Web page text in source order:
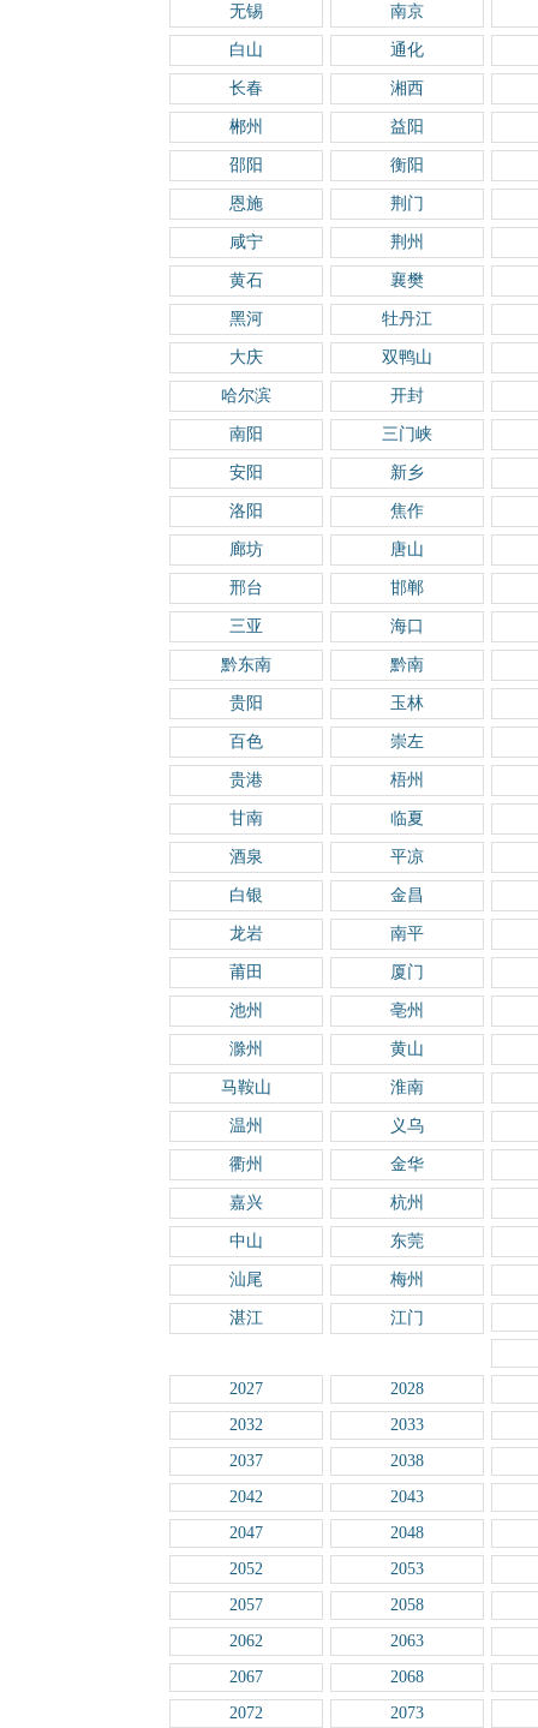
无锡 南京
白山 通化
长春 湘西
郴州 益阳
邵阳 衡阳
恩施 荆门
咸宁 荆州
黄石 襄樊
黑河 牡丹江
大庆 双鸭山
哈尔滨 开封
南阳 三门峡
安阳 新乡
洛阳 焦作
廊坊 唐山
邢台 邯郸
三亚 海口
黔东南 黔南
贵阳 玉林
百色 崇左
贵港 梧州
甘南 临夏
酒泉 平凉
白银 金昌
龙岩 南平
莆田 厦门
池州 亳州
滁州 黄山
马鞍山 淮南
温州 义乌
衢州 金华
嘉兴 杭州
中山 东莞
汕尾 梅州
湛江 江门
2027
2028
2032
2033
2037
2038
2042
2043
2047
2048
2052
2053
2057
2058
2062
2063
2067
2068
2072
2073